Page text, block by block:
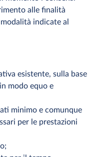
alle finalità
indicate al
esistente, sulla base
modo equo e
minimo e comunque
per le prestazioni